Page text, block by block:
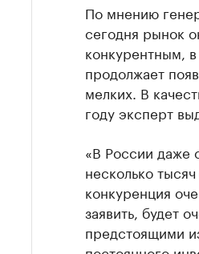
По мнению
сегодня рынок
конкурентным,
продолжает
мелких. В
году эксперт
«В России даже
несколько
конкуренция
заявить, будет
предстоящими